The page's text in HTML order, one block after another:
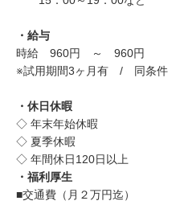
・給与
時給 960円 ～ 960円
※試用期間3ヶ月有 / 同条件
・休日休暇
◇ 年末年始休暇
◇ 夏季休暇
◇ 年間休日120日以上
・福利厚生
■交通費（月２万円迄）